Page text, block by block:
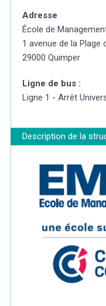
Adresse
École de
1 avenue de la Plage
29000 Quimper
Ligne de bus :
Ligne 1 - Arrêt
Description de la